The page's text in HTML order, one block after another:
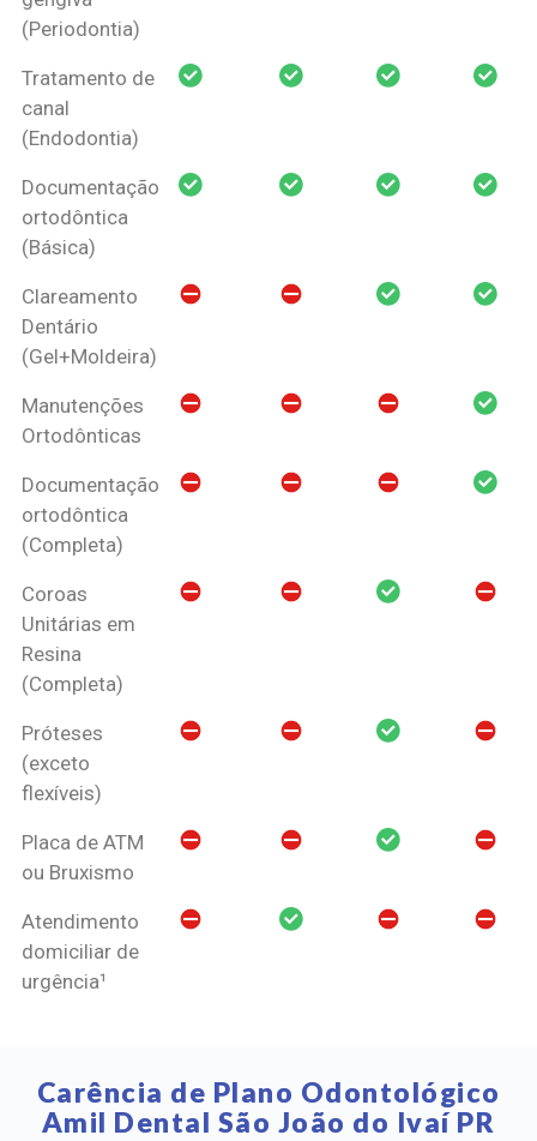
(Periodontia)
Tratamento de
canal
(Endodontia)
Documentação
ortodôntica
(Básica)
Clareamento
Dentário
(Gel+Moldeira)
Manutenções
Ortodônticas
Documentação
ortodôntica
(Completa)
Coroas
Unitárias em
Resina
(Completa)
Próteses
(exceto
flexíveis)
Placa de ATM
ou Bruxismo
Atendimento
domiciliar de
urgência¹
Carência de Plano Odontológico
Amil Dental São João do Ivaí PR